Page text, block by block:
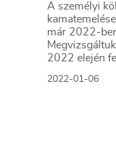
A személyi
már 2022-
2022 elején
2022-01-06